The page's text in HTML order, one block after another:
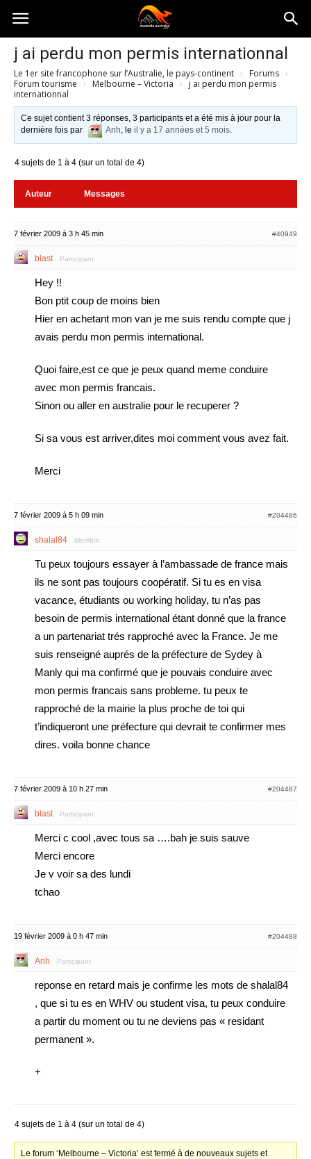
Australia-
australie.com
j ai perdu mon permis internationnal
Le 1er site francophone sur l’Australie, le pays-continent › Forums ›
Forum tourisme › Melbourne – Victoria ›
j ai perdu mon permis
internationnal
Ce sujet contient 3 réponses, 3 participants et a été mis à jour pour la
dernière fois par
Anh, leil y a 17 années et 5 mois.
4 sujets de 1 à 4 (sur un total de 4)
Auteur Messages
7 février 2009 à 3 h 45 min #40949
blast Participant
Hey !!
Bon ptit coup de moins bien
Hier en achetant mon van je me suis rendu compte que j
avais perdu mon permis international.
Quoi faire,est ce que je peux quand meme conduire
avec mon permis francais.
Sinon ou aller en australie pour le recuperer ?
Si sa vous est arriver,dites moi comment vous avez fait.
Merci
7 février 2009 à 5 h 09 min #204486
shalal84 Membre
Tu peux toujours essayer à l’ambassade de france mais
ils ne sont pas toujours coopératif. Si tu es en visa
vacance, étudiants ou working holiday, tu n’as pas
besoin de permis international étant donné que la france
a un partenariat trés rapproché avec la France. Je me
suis renseigné auprés de la préfecture de Sydey à
Manly qui ma confirmé que je pouvais conduire avec
mon permis francais sans probleme. tu peux te
rapproché de la mairie la plus proche de toi qui
t’indiqueront une préfecture qui devrait te confirmer mes
dires. voila bonne chance
7 février 2009 à 10 h 27 min #204487
blast Participant
Merci c cool ,avec tous sa ….bah je suis sauve
Merci encore
Je v voir sa des lundi
tchao
19 février 2009 à 0 h 47 min #204488
Anh Participant
reponse en retard mais je confirme les mots de shalal84
, que si tu es en WHV ou student visa, tu peux conduire
a partir du moment ou tu ne deviens pas « residant
permanent ».
+
4 sujets de 1 à 4 (sur un total de 4)
Le forum ‘Melbourne – Victoria’ est fermé à de nouveaux sujets et